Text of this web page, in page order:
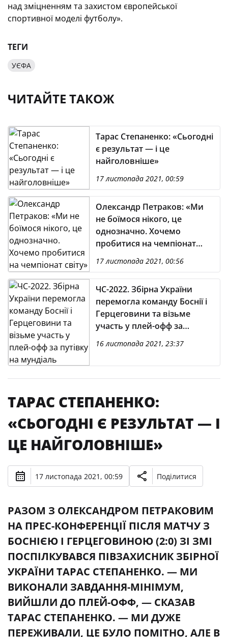
над зміцненням та захистом європейської
спортивної моделі футболу».
ТЕГИ
УЄФА
ЧИТАЙТЕ ТАКОЖ
Тарас Степаненко: «Сьогодні
є результат — і це
найголовніше»
17 листопада 2021, 00:59
Олександр Петраков: «Ми
не боїмося нікого, це
однозначно. Хочемо
пробитися на чемпіонат
17 листопада 2021, 00:56
ЧС-2022. Збірна України
перемогла команду Боснії і
Герцеговини та візьме
участь у плей-офф за
путівку на мундіаль
16 листопада 2021, 23:37
ТАРАС СТЕПАНЕНКО:
«СЬОГОДНІ Є РЕЗУЛЬТАТ — І
ЦЕ НАЙГОЛОВНІШЕ»
17 листопада 2021, 00:59 Поділитися
РАЗОМ З ОЛЕКСАНДРОМ ПЕТРАКОВИМ
НА ПРЕС-КОНФЕРЕНЦІЇ ПІСЛЯ МАТЧУ З
БОСНІЄЮ І ГЕРЦЕГОВИНОЮ (2:0) ЗІ ЗМІ
ПОСПІЛКУВАВСЯ ПІВЗАХИСНИК ЗБІРНОЇ
УКРАЇНИ ТАРАС СТЕПАНЕНКО. — МИ
ВИКОНАЛИ ЗАВДАННЯ-МІНІМУМ,
ВИЙШЛИ ДО ПЛЕЙ-ОФФ, — СКАЗАВ
ТАРАС СТЕПАНЕНКО. — МИ ДУЖЕ
ПЕРЕЖИВАЛИ, ЦЕ БУЛО ПОМІТНО, АЛЕ В